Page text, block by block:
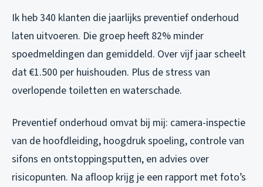
Ik heb 340 klanten die jaarlijks preventief onderhoud
laten uitvoeren. Die groep heeft 82% minder
spoedmeldingen dan gemiddeld. Over vijf jaar scheelt
dat €1.500 per huishouden. Plus de stress van
overlopende toiletten en waterschade.
Preventief onderhoud omvat bij mij: camera-inspectie
van de hoofdleiding, hoogdruk spoeling, controle van
sifons en ontstoppingsputten, en advies over
risicopunten. Na afloop krijg je een rapport met foto’s